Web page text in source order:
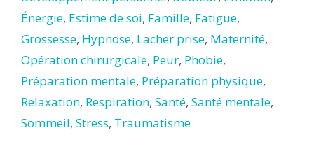
Énergie, Estime de soi, Famille, Fatigue,
Grossesse, Hypnose, Lacher prise, Maternité,
Opération chirurgicale, Peur, Phobie,
Préparation mentale, Préparation physique,
Relaxation, Respiration, Santé, Santé mentale,
Sommeil, Stress, Traumatisme